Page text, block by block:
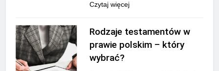
Czytaj więcej
Rodzaje testamentów w
prawie polskim – który
wybrać?